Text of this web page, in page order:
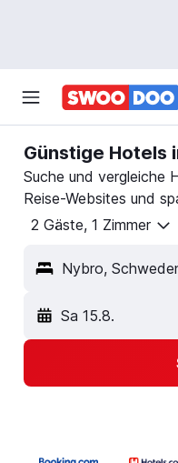
Günstige Hotels
Suche und vergleiche
Reise-Websites und
2 Gäste, 1 Zimmer
Nybro,
Sa 15.8.